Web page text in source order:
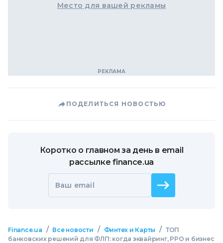
Место для вашей рекламы
ПОДЕЛИТЬСЯ НОВОСТЬЮ
Коротко о главном за день в email
рассылке finance.ua
Ваш email
Finance.ua / Все новости / Финтех и Карты / ТОП
банковских решений для ФЛП: когда эквайринг, РРО и бизнес